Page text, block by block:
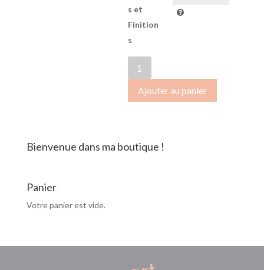
s et
Finition
s
de
OctobreRose2018-
035
Ajouter au panier
Bienvenue dans ma boutique !
Panier
Votre panier est vide.